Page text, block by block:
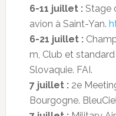
6-11 juillet :Stage
avion à Saint-Yan.
6-21 juillet :
m, Club et
Slovaquie. FAI.
7 juillet :2e
Bourgogne.